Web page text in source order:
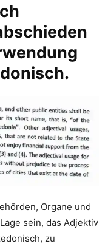
Organe und
sein, das Adjektiv
zu